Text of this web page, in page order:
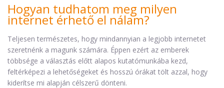
Hogyan tudhatom meg milyen
internet érhető el nálam?
Teljesen természetes, hogy mindannyian a legjobb internetet
szeretnénk a magunk számára. Éppen ezért az emberek
többsége a választás előtt alapos kutatómunkába kezd,
feltérképezi a lehetőségeket és hosszú órákat tölt azzal, hogy
kiderítse mi alapján célszerű dönteni.